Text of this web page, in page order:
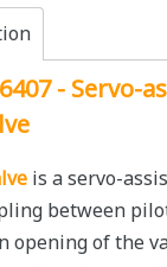
- Servo-
is a servo-
between
opening of the